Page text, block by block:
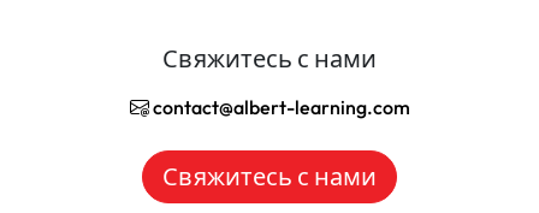
Свяжитесь с нами
contact@albert-learning.com
Свяжитесь с нами